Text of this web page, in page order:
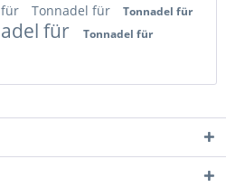
Tonnadel für Tonnadel für
für Tonnadel für